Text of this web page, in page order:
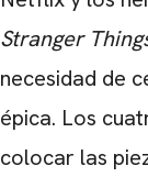
Stranger
necesidad de
épica. Los
colocar las